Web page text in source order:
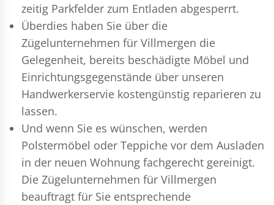
zeitig Parkfelder zum Entladen abgesperrt.
Überdies haben Sie über die
Zügelunternehmen für Villmergen die
Gelegenheit, bereits beschädigte Möbel und
Einrichtungsgegenstände über unseren
Handwerkerservie kostengünstig reparieren zu
lassen.
Und wenn Sie es wünschen, werden
Polstermöbel oder Teppiche vor dem Ausladen
in der neuen Wohnung fachgerecht gereinigt.
Die Zügelunternehmen für Villmergen
beauftragt für Sie entsprechende